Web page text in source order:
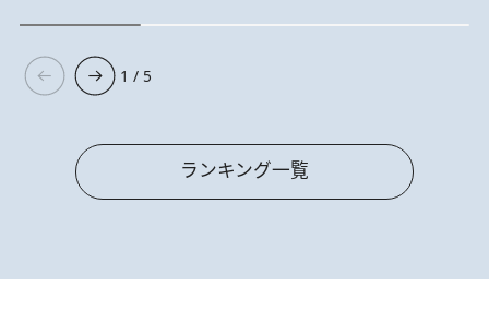
1 / 5
ランキング一覧